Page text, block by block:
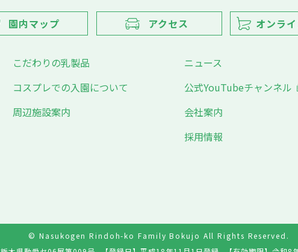
園内マップ アクセス オンラ
こだわりの乳製品
コスプレでの入園について
周辺施設案内
ニュース
公式YouTubeチャンネル
会社案内
採用情報
© Nasukogen Rindoh-ko Family Bokujo All Rights Reserved.